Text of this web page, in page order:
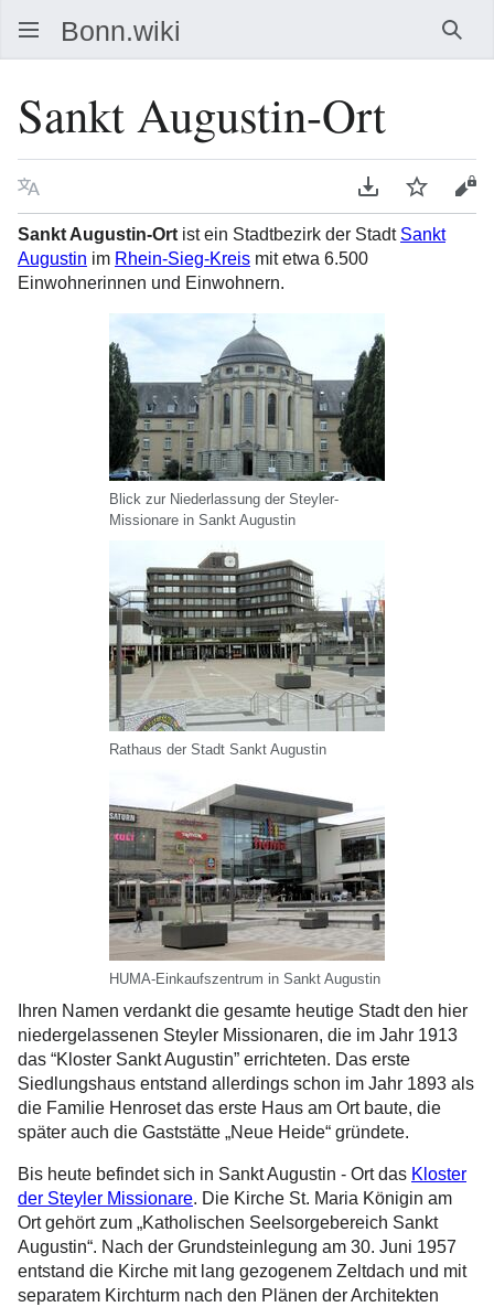
Sankt Augustin-Ort
Sprache PDF
Sankt Augustin-Ort ist ein Stadtbezirk der Stadt Sankt
Augustin im Rhein-Sieg-Kreis mit etwa 6.500
Einwohnerinnen und Einwohnern.
Blick zur Niederlassung der Steyler-
Missionare in Sankt Augustin
Rathaus der Stadt Sankt Augustin
HUMA-Einkaufszentrum in Sankt Augustin
Ihren Namen verdankt die gesamte heutige Stadt den hier
niedergelassenen Steyler Missionaren, die im Jahr 1913
das “Kloster Sankt Augustin” errichteten. Das erste
Siedlungshaus entstand allerdings schon im Jahr 1893 als
die Familie Henroset das erste Haus am Ort baute, die
später auch die Gaststätte „Neue Heide“ gründete.
Bis heute befindet sich in Sankt Augustin - Ort das Kloster
der Steyler Missionare. Die Kirche St. Maria Königin am
Ort gehört zum „Katholischen Seelsorgebereich Sankt
Augustin“. Nach der Grundsteinlegung am 30. Juni 1957
entstand die Kirche mit lang gezogenem Zeltdach und mit
separatem Kirchturm nach den Plänen der Architekten